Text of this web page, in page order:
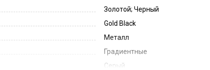
Золотой; Черный
Gold Black
Металл
Градиентные
Серый